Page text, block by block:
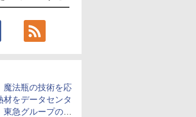
魔法瓶の技術を応
材をデータセンタ
急グループの実